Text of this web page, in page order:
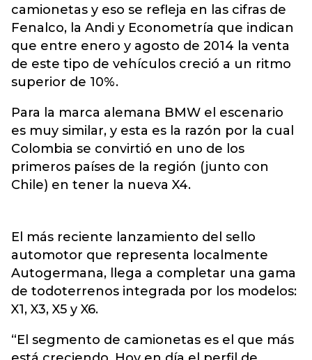
camionetas y eso se refleja en las cifras de
Fenalco, la Andi y Econometría que indican
que entre enero y agosto de 2014 la venta
de este tipo de vehículos creció a un ritmo
superior de 10%.
Para la marca alemana BMW el escenario
es muy similar, y esta es la razón por la cual
Colombia se convirtió en uno de los
primeros países de la región (junto con
Chile) en tener la nueva X4.
El más reciente lanzamiento del sello
automotor que representa localmente
Autogermana, llega a completar una gama
de todoterrenos integrada por los modelos:
X1, X3, X5 y X6.
“El segmento de camionetas es el que más